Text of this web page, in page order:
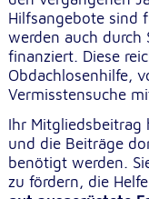
Hilfsangebote sind
werden auch durch
finanziert. Diese
Obdachlosenhilfe,
Vermisstensuche
Ihr
und die Beiträge
benötigt werden.
zu fördern, die
Zweck:
Dieser
1 Jahr